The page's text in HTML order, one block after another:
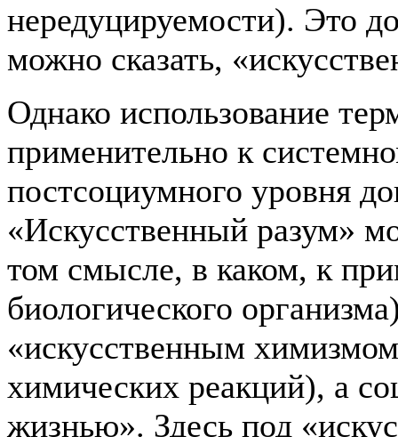
нередуцируемости). Это
можно сказать,
Однако использование
применительно к
постсоциумного уровня
«Искусственный разум»
том смысле, в каком, к
биологического
«искусственным
химических реакций), а
жизнью». Здесь под